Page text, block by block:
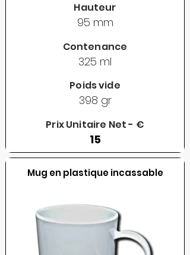
Hauteur
95 mm
Contenance
325 ml
Poids vide
398 gr
Prix Unitaire Net - €
15
Mug en plastique incassable